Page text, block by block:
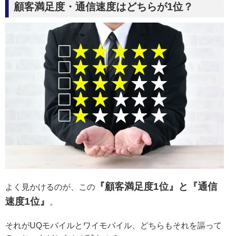
顧客満足度・通信速度はどちらが1位？
よく見かけるのが、この
『顧客満足度1位』と『通信
速度1位』
。
それがUQモバイルとワイモバイル、どちらもそれを謳って